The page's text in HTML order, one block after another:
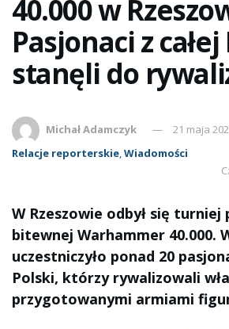
40.000 w
Pasjonaci z
stanęli do
Michał Adamczyk
21 maja
Relacje reporterskie,Wiadomości
W Rzeszowie odbył się
bitewnej Warhammer 40.000.
uczestniczyło ponad 20
Polski, którzy rywalizowali
przygotowanymi armiami